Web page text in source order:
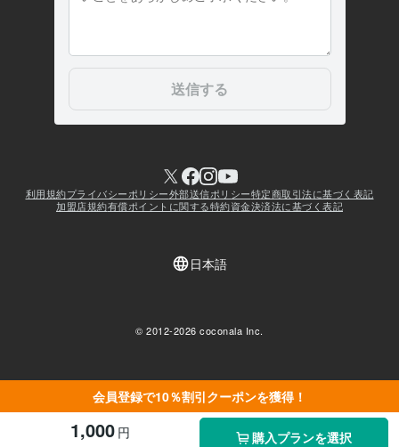
会員登録で10％割引クーポンを獲得！
1,000 円 購入プランを選択